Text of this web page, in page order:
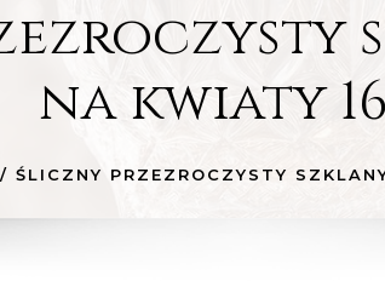
na kwiaty
/ ŚLICZNY PRZEZROCZYSTY